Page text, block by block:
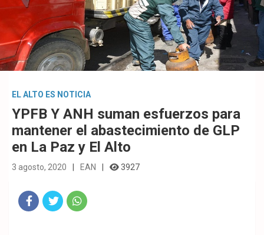
EL ALTO ES NOTICIA
YPFB Y ANH suman esfuerzos para
mantener el abastecimiento de GLP
en La Paz y El Alto
3 agosto, 2020 EAN 3927